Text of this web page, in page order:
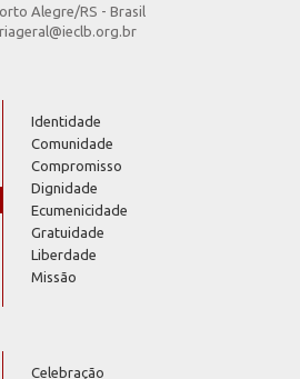
Alegre/RS - Brasil
Identidade
Comunidade
Compromisso
Dignidade
Ecumenicidade
Gratuidade
Liberdade
Missão
Celebração